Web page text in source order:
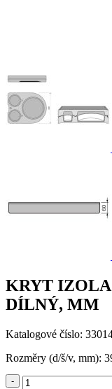
KRYT
DÍLNÝ, MM
Katalogové číslo:
Rozměry (d/š/v, mm):
-